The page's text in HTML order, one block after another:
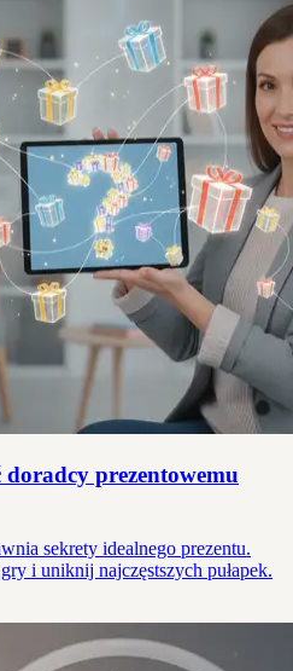
doradcy prezentowemu
sekrety idealnego prezentu.
i uniknij najczęstszych pułapek.